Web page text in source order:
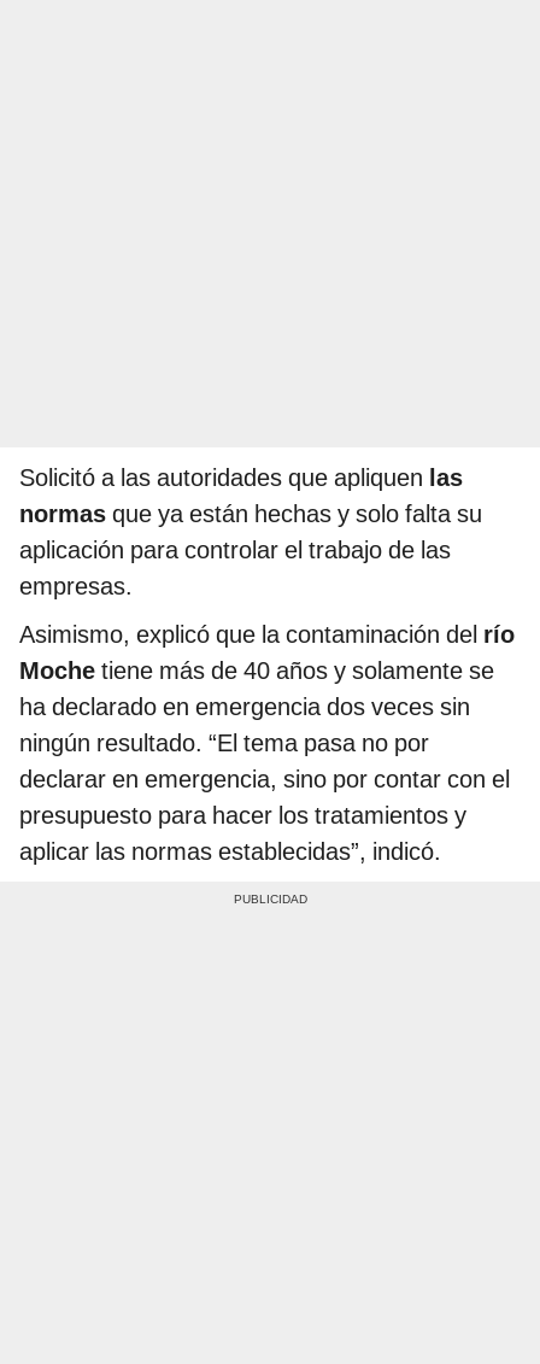
Solicitó a las autoridades que apliquen las
normas que ya están hechas y solo falta su
aplicación para controlar el trabajo de las
empresas.
Asimismo, explicó que la contaminación del río
Moche tiene más de 40 años y solamente se
ha declarado en emergencia dos veces sin
ningún resultado. “El tema pasa no por
declarar en emergencia, sino por contar con el
presupuesto para hacer los tratamientos y
aplicar las normas establecidas”, indicó.